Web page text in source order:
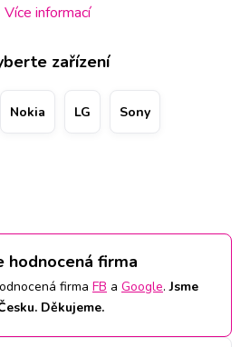
čas si můžete předem ověřit
případě, že se k nám nedostanete,
zase doveze zpět. Kvalitu použitých
Více informací
zařízení
Nokia LG Sony
hodnocená firma
firma FB a Google.Jsme
Děkujeme.